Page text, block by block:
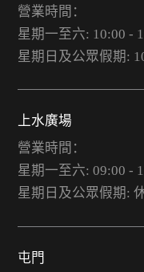
營業時間：
星期一至六: 10:00 -
星期日及公眾假期:
上水廣場
營業時間：
星期一至六: 09:00 -
星期日及公眾假期:
屯門